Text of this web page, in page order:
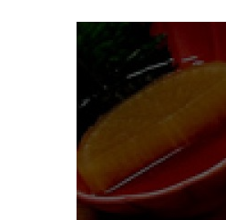
─ 販売店
─ 飲食店